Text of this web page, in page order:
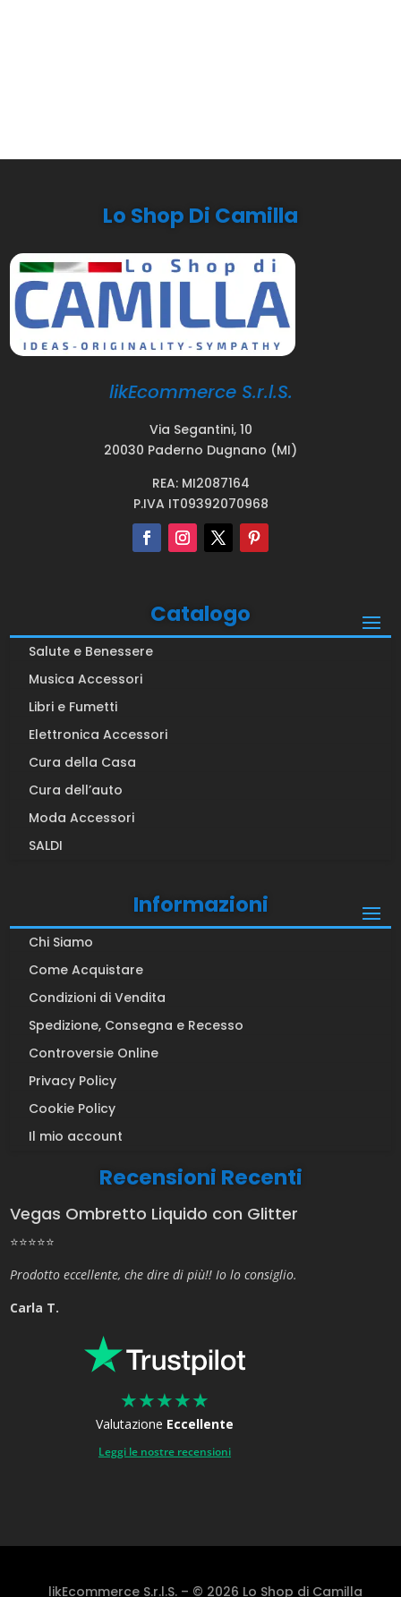
Lo Shop Di Camilla
likEcommerce S.r.l.S.
Via Segantini, 10
20030 Paderno Dugnano (MI)
REA: MI2087164
P.IVA IT09392070968
Catalogo
Salute e Benessere
Musica Accessori
Libri e Fumetti
Elettronica Accessori
Cura della Casa
Cura dell’auto
Moda Accessori
SALDI
Informazioni
Chi Siamo
Come Acquistare
Condizioni di Vendita
Spedizione, Consegna e Recesso
Controversie Online
Privacy Policy
Cookie Policy
Il mio account
Recensioni Recenti
Vegas Ombretto Liquido con Glitter
⭐⭐⭐⭐⭐
Prodotto eccellente, che dire di più!! Io lo consiglio.
Carla T.
★★★★★
Valutazione Eccellente
Leggi le nostre recensioni
likEcommerce S.r.l.S. – © 2026 Lo Shop di Camilla